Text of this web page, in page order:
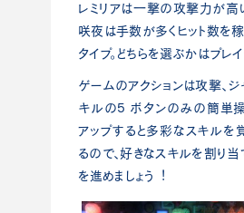
レミリアは⼀撃の攻撃⼒が⾼
咲夜は⼿数が多くヒット数を
タイプ。どちらを選ぶかはプレ
ゲームのアクションは攻撃、ジ
キルの5 ボタンのみの簡単
アップすると多彩なスキルを
るので、好きなスキルを割り当
を進めましょう︕